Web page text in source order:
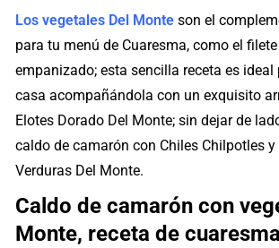
Los vegetales Del Monte son el
para tu menú de Cuaresma, como el
empanizado; esta sencilla receta es
casa acompañándola con un exquisito
Elotes Dorado Del Monte; sin dejar de
caldo de camarón con Chiles Chilpotles
Verduras Del Monte.
Caldo de camarón con
Monte, receta de cuaresma